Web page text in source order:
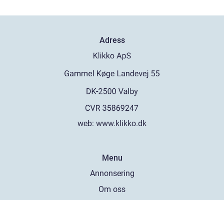
Adress
web: www.klikko.dk
Menu
Annonsering
Om oss